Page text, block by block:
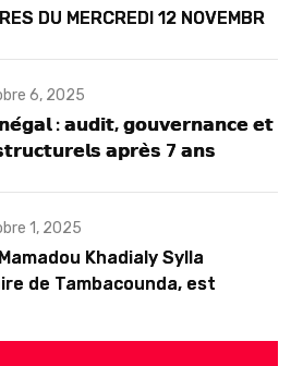
DU MERCREDI 12 NOVEMBRE
6, 2025
: 𝗮𝘂𝗱𝗶𝘁, 𝗴𝗼𝘂𝘃𝗲𝗿𝗻𝗮𝗻𝗰𝗲 𝗲𝘁
𝗮𝗽𝗿𝗲̀𝘀 7 𝗮𝗻𝘀
1, 2025
Khadialy Sylla
de Tambacounda, est